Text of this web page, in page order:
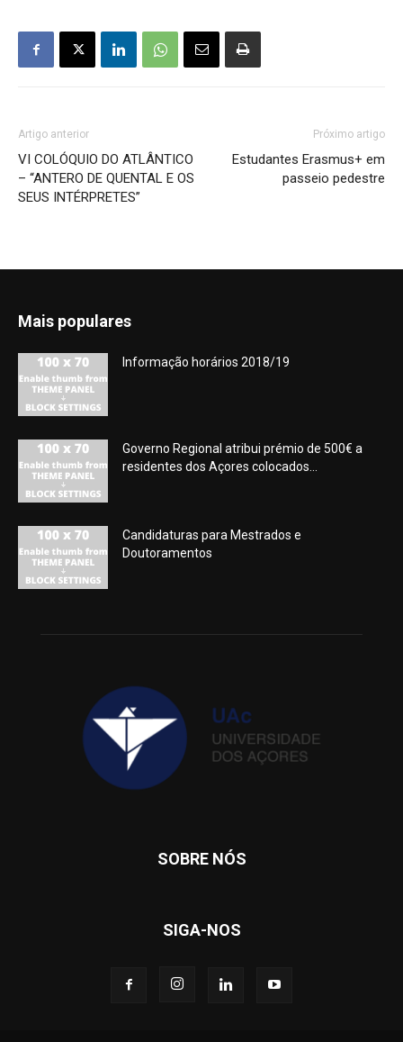
Artigo anterior
VI COLÓQUIO DO ATLÂNTICO
– “ANTERO DE QUENTAL E OS
SEUS INTÉRPRETES”
Próximo artigo
Estudantes Erasmus+ em
passeio pedestre
Mais populares
Informação horários 2018/19
Governo Regional atribui prémio de 500€ a
residentes dos Açores colocados...
Candidaturas para Mestrados e
Doutoramentos
SOBRE NÓS
SIGA-NOS